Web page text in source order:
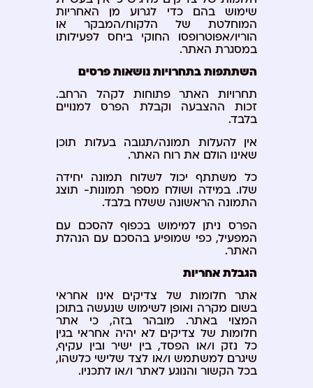
שימוש בהם כדי לגרוע מן האחריות
המוחלטת של הלקוח/המבקר או
הוריו/אפוטרופסו החוקי ביחס לפעילותו
במסגרת האתר.
השתתפות בתחרויות נושאות פרסים
תחרויות האתר פתוחות לקהל הרחב.
זכות ההצבעה וקבלת הפרס למנויים
בלבד.
אין להעלות תמונה/תגובה בעלות תוכן
שאינו הולם את רוח האתר.
כל משתתף יכול לשלוח תמונה יחידה
שלו. במידה ושולח מספר תמונות- תוצג
התמונה הראשונה ששלח בלבד.
הפרס ניתן למימוש בכפוף להסכם עם
המפעיל, כפי שמופיע בהסכם עם הנהלת
האתר.
הגבלת אחריות
אתר חלומות של צדיקים אינו אחראי
בשום מקרה ואופן לשימוש שנעשה בתוכן
המצוי באתר. מובהר בזה, כי אתר
חלומות של צדיקים לא יהיה אחראי בגין
כל נזק ו/או הפסד, בין ישיר ובין עקיף,
שיגרם למשתמש ו/או לצד שלישי כלשהו,
בכל הקשור והנוגע לאתר ו/או לתכניו.